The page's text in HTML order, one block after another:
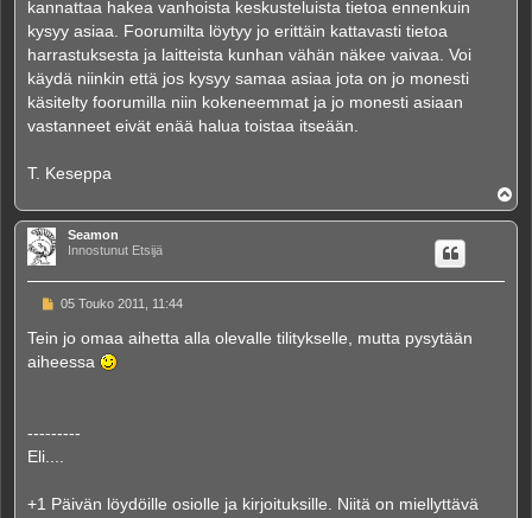
kannattaa hakea vanhoista keskusteluista tietoa ennenkuin
kysyy asiaa. Foorumilta löytyy jo erittäin kattavasti tietoa
harrastuksesta ja laitteista kunhan vähän näkee vaivaa. Voi
käydä niinkin että jos kysyy samaa asiaa jota on jo monesti
käsitelty foorumilla niin kokeneemmat ja jo monesti asiaan
vastanneet eivät enää halua toistaa itseään.
T. Keseppa
l
ö
Seamon
Innostunut Etsijä
V
e
s
t
05 Touko 2011, 11:44
Tein jo omaa aihetta alla olevalle tilitykselle, mutta pysytään
aiheessa
---------
Eli....
+1 Päivän löydöille osiolle ja kirjoituksille. Niitä on miellyttävä